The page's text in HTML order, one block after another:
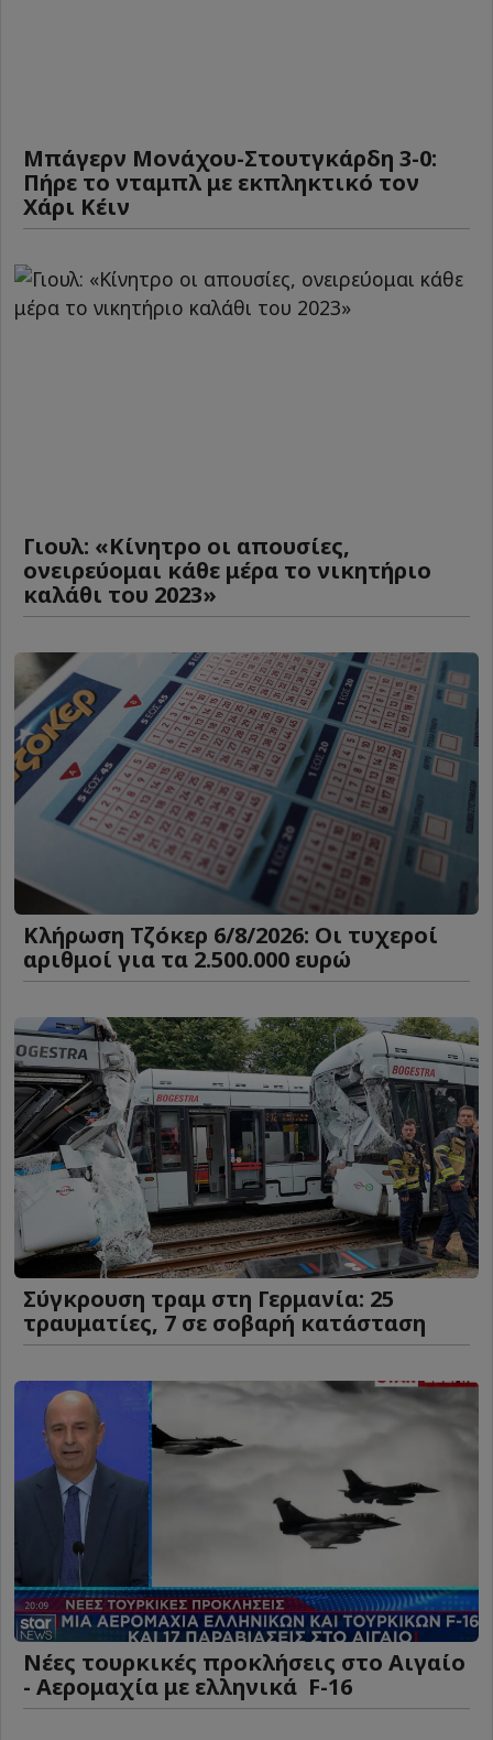
Μπάγερν Μονάχου-Στουτγκάρδη 3-0:
Πήρε το νταμπλ με εκπληκτικό τον
Χάρι Κέιν
Γιουλ: «Κίνητρο οι απουσίες,
ονειρεύομαι κάθε μέρα το νικητήριο
καλάθι του 2023»
Κλήρωση Τζόκερ 6/8/2026: Οι τυχεροί
αριθμοί για τα 2.500.000 ευρώ
Σύγκρουση τραμ στη Γερμανία: 25
τραυματίες, 7 σε σοβαρή κατάσταση
Νέες τουρκικές προκλήσεις στο Αιγαίο
- Αερομαχία με ελληνικά F-16